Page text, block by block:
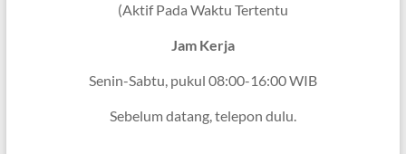
(Aktif Pada Waktu Tertentu
Jam Kerja
Senin-Sabtu, pukul 08:00-16:00 WIB
Sebelum datang, telepon dulu.